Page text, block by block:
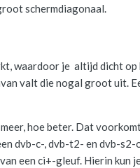
schermdiagonaal.
waardoor je altijd dicht
valt die nogal groot uit.
hoe beter. Dat
dvb-c-, dvb-t2- en dvb-s2-
een ci+-gleuf. Hierin kun